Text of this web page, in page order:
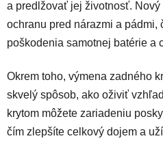
a predlžovať jej životnosť.
ochranu pred nárazmi a pádmi,
poškodenia samotnej batérie a
Okrem toho, výmena zadného
skvelý spôsob, ako oživiť
krytom môžete zariadeniu
čím zlepšíte celkový dojem a